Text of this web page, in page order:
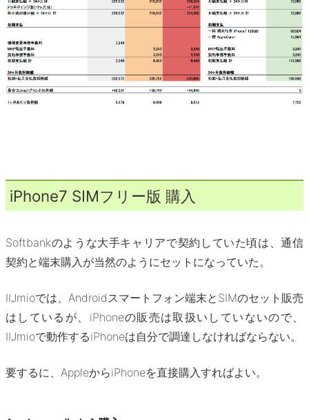
iPhone7 SIMフリー版 購入
Softbankのような大手キャリアで契約していた頃は、通信
契約と端末購入が当然のようにセットになっていた。
IIJmioでは、Androidスマートフォン端末とSIMのセット販売
はしているが、iPhoneの販売は取扱いしていないので、
IIJmioで動作するiPhoneは自分で調達しなければならない。
要するに、AppleからiPhoneを直接購入すればよい。